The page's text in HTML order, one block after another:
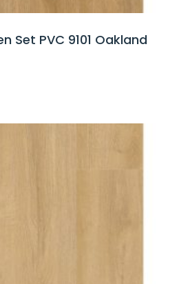
Set PVC 9101 Oakland